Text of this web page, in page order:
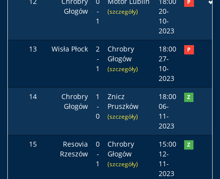
Głogów
-
1
(szczegóły)
20-
10-
2023
P
13 Wisła Płock
2
-
1
Chrobry
Głogów
(szczegóły)
18:00
27-
10-
2023
P
14
Chrobry
Głogów
1
-
0
Znicz
Pruszków
(szczegóły)
18:00
06-
11-
2023
Z
15
Resovia
Rzeszów
0
-
1
Chrobry
Głogów
(szczegóły)
15:00
12-
11-
2023
Z